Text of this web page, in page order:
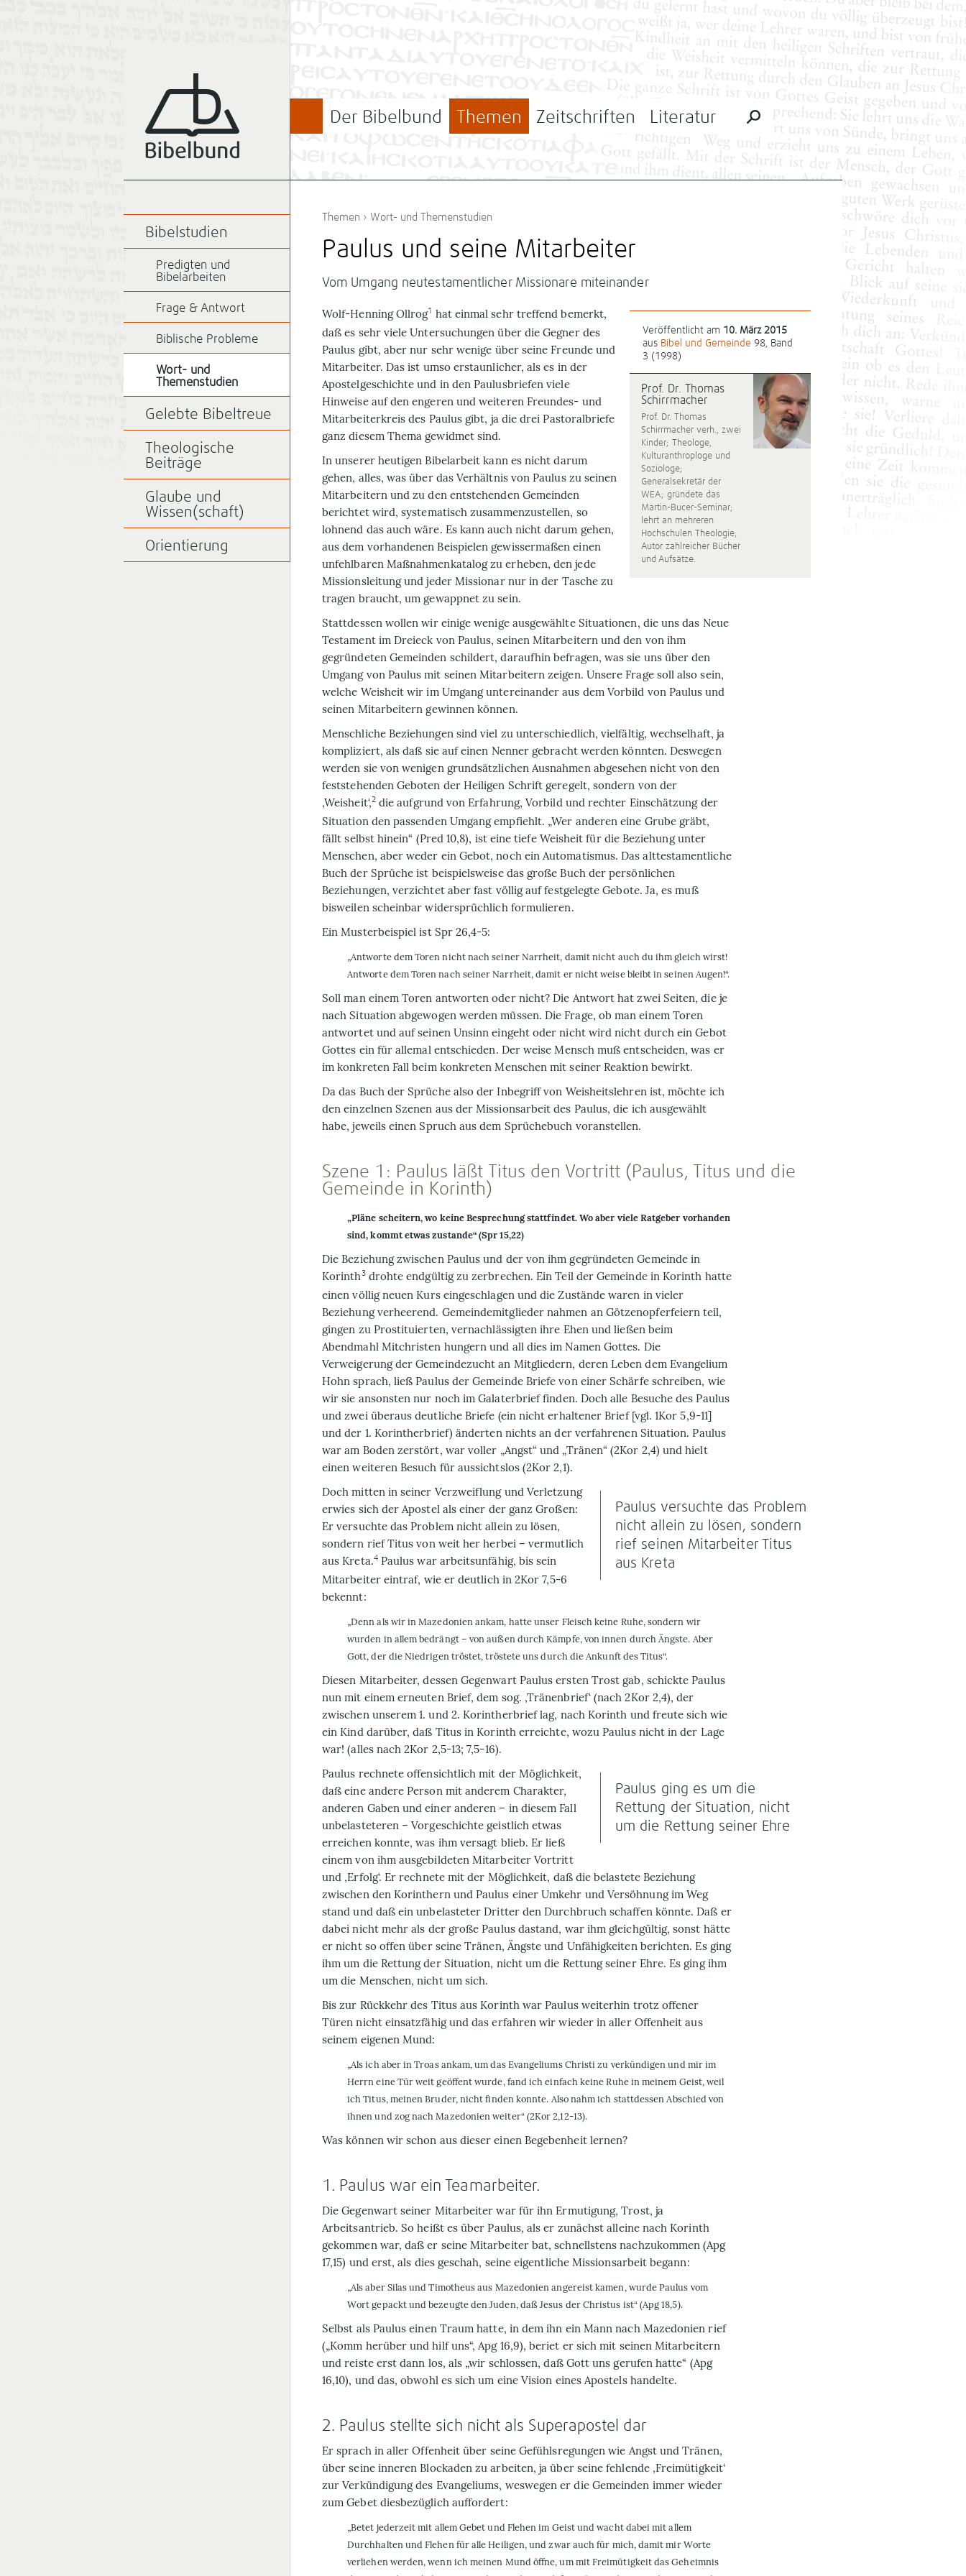
Der Bibelbund Themen Zeitschriften Literatur
Themen › Wort- und Themenstudien
Paulus und seine Mitarbeiter
Vom Umgang neutestamentlicher Missionare miteinander
Veröffentlicht am 10. März 2015
aus Bibel und Gemeinde 98, Band
3 (1998)
Prof. Dr. Thomas
Schirrmacher
Prof. Dr. Thomas
Schirrmacher verh., zwei
Kinder; Theologe,
Kulturanthroploge und
Soziologe;
Generalsekretär der
WEA; gründete das
Martin-Bucer-Seminar;
lehrt an mehreren
Hochschulen Theologie;
Autor zahlreicher Bücher
und Aufsätze.
Wolf-Henning Ollrog1
hat einmal sehr treffend bemerkt,
daß es sehr viele Untersuchungen über die Gegner des
Paulus gibt, aber nur sehr wenige über seine Freunde und
Mitarbeiter. Das ist umso erstaunlicher, als es in der
Apostelgeschichte und in den Paulusbriefen viele
Hinweise auf den engeren und weiteren Freundes- und
Mitarbeiterkreis des Paulus gibt, ja die drei Pastoralbriefe
ganz diesem Thema gewidmet sind.
In unserer heutigen Bibelarbeit kann es nicht darum
gehen, alles, was über das Verhältnis von Paulus zu seinen
Mitarbeitern und zu den entstehenden Gemeinden
berichtet wird, systematisch zusammenzustellen, so
lohnend das auch wäre. Es kann auch nicht darum gehen,
aus dem vorhandenen Beispielen gewissermaßen einen
unfehlbaren Maßnahmenkatalog zu erheben, den jede
Missionsleitung und jeder Missionar nur in der Tasche zu
tragen braucht, um gewappnet zu sein.
Stattdessen wollen wir einige wenige ausgewählte Situationen, die uns das Neue
Testament im Dreieck von Paulus, seinen Mitarbeitern und den von ihm
gegründeten Gemeinden schildert, daraufhin befragen, was sie uns über den
Umgang von Paulus mit seinen Mitarbeitern zeigen. Unsere Frage soll also sein,
welche Weisheit wir im Umgang untereinander aus dem Vorbild von Paulus und
seinen Mitarbeitern gewinnen können.
Menschliche Beziehungen sind viel zu unterschiedlich, vielfältig, wechselhaft, ja
kompliziert, als daß sie auf einen Nenner gebracht werden könnten. Deswegen
werden sie von wenigen grundsätzlichen Ausnahmen abgesehen nicht von den
feststehenden Geboten der Heiligen Schrift geregelt, sondern von der
‚Weisheit‘,2die aufgrund von Erfahrung, Vorbild und rechter Einschätzung der
Situation den passenden Umgang empfiehlt. „Wer anderen eine Grube gräbt,
fällt selbst hinein“ (Pred 10,8), ist eine tiefe Weisheit für die Beziehung unter
Menschen, aber weder ein Gebot, noch ein Automatismus. Das alttestamentliche
Buch der Sprüche ist beispielsweise das große Buch der persönlichen
Beziehungen, verzichtet aber fast völlig auf festgelegte Gebote. Ja, es muß
bisweilen scheinbar widersprüchlich formulieren.
Ein Musterbeispiel ist Spr 26,4-5:
„Antworte dem Toren nicht nach seiner Narrheit, damit nicht auch du ihm gleich wirst!
Antworte dem Toren nach seiner Narrheit, damit er nicht weise bleibt in seinen Augen!“.
Soll man einem Toren antworten oder nicht? Die Antwort hat zwei Seiten, die je
nach Situation abgewogen werden müssen. Die Frage, ob man einem Toren
antwortet und auf seinen Unsinn eingeht oder nicht wird nicht durch ein Gebot
Gottes ein für allemal entschieden. Der weise Mensch muß entscheiden, was er
im konkreten Fall beim konkreten Menschen mit seiner Reaktion bewirkt.
Da das Buch der Sprüche also der Inbegriff von Weisheitslehren ist, möchte ich
den einzelnen Szenen aus der Missionsarbeit des Paulus, die ich ausgewählt
habe, jeweils einen Spruch aus dem Sprüchebuch voranstellen.
Szene 1: Paulus läßt Titus den Vortritt (Paulus, Titus und die
Gemeinde in Korinth)
„Pläne scheitern, wo keine Besprechung stattfindet. Wo aber viele Ratgeber vorhanden
sind, kommt etwas zustande“ (Spr 15,22)
Die Beziehung zwischen Paulus und der von ihm gegründeten Gemeinde in
Korinth3drohte endgültig zu zerbrechen. Ein Teil der Gemeinde in Korinth hatte
einen völlig neuen Kurs eingeschlagen und die Zustände waren in vieler
Beziehung verheerend. Gemeindemitglieder nahmen an Götzenopferfeiern teil,
gingen zu Prostituierten, vernachlässigten ihre Ehen und ließen beim
Abendmahl Mitchristen hungern und all dies im Namen Gottes. Die
Verweigerung der Gemeindezucht an Mitgliedern, deren Leben dem Evangelium
Hohn sprach, ließ Paulus der Gemeinde Briefe von einer Schärfe schreiben, wie
wir sie ansonsten nur noch im Galaterbrief finden. Doch alle Besuche des Paulus
und zwei überaus deutliche Briefe (ein nicht erhaltener Brief [vgl. 1Kor 5,9-11]
und der 1. Korintherbrief) änderten nichts an der verfahrenen Situation. Paulus
war am Boden zerstört, war voller „Angst“ und „Tränen“ (2Kor 2,4) und hielt
einen weiteren Besuch für aussichtslos (2Kor 2,1).
Paulus versuchte das Problem
nicht allein zu lösen, sondern
rief seinen Mitarbeiter Titus
aus Kreta
Doch mitten in seiner Verzweiflung und Verletzung
erwies sich der Apostel als einer der ganz Großen:
Er versuchte das Problem nicht allein zu lösen,
sondern rief Titus von weit her herbei – vermutlich
aus Kreta.4Paulus war arbeitsunfähig, bis sein
Mitarbeiter eintraf, wie er deutlich in 2Kor 7,5-6
bekennt:
„Denn als wir in Mazedonien ankam, hatte unser Fleisch keine Ruhe, sondern wir
wurden in allem bedrängt – von außen durch Kämpfe, von innen durch Ängste. Aber
Gott, der die Niedrigen tröstet, tröstete uns durch die Ankunft des Titus“.
Diesen Mitarbeiter, dessen Gegenwart Paulus ersten Trost gab, schickte Paulus
nun mit einem erneuten Brief, dem sog. ‚Tränenbrief‘ (nach 2Kor 2,4), der
zwischen unserem 1. und 2. Korintherbrief lag, nach Korinth und freute sich wie
ein Kind darüber, daß Titus in Korinth erreichte, wozu Paulus nicht in der Lage
war! (alles nach 2Kor 2,5-13; 7,5-16).
Paulus ging es um die
Rettung der Situation, nicht
um die Rettung seiner Ehre
Paulus rechnete offensichtlich mit der Möglichkeit,
daß eine andere Person mit anderem Charakter,
anderen Gaben und einer anderen – in diesem Fall
unbelasteteren – Vorgeschichte geistlich etwas
erreichen konnte, was ihm versagt blieb. Er ließ
einem von ihm ausgebildeten Mitarbeiter Vortritt
und ‚Erfolg‘. Er rechnete mit der Möglichkeit, daß die belastete Beziehung
zwischen den Korinthern und Paulus einer Umkehr und Versöhnung im Weg
stand und daß ein unbelasteter Dritter den Durchbruch schaffen könnte. Daß er
dabei nicht mehr als der große Paulus dastand, war ihm gleichgültig, sonst hätte
er nicht so offen über seine Tränen, Ängste und Unfähigkeiten berichten. Es ging
ihm um die Rettung der Situation, nicht um die Rettung seiner Ehre. Es ging ihm
um die Menschen, nicht um sich.
Bis zur Rückkehr des Titus aus Korinth war Paulus weiterhin trotz offener
Türen nicht einsatzfähig und das erfahren wir wieder in aller Offenheit aus
seinem eigenen Mund:
„Als ich aber in Troas ankam, um das Evangeliums Christi zu verkündigen und mir im
Herrn eine Tür weit geöffent wurde, fand ich einfach keine Ruhe in meinem Geist, weil
ich Titus, meinen Bruder, nicht finden konnte. Also nahm ich stattdessen Abschied von
ihnen und zog nach Mazedonien weiter“ (2Kor 2,12-13).
Was können wir schon aus dieser einen Begebenheit lernen?
1. Paulus war ein Teamarbeiter.
Die Gegenwart seiner Mitarbeiter war für ihn Ermutigung, Trost, ja
Arbeitsantrieb. So heißt es über Paulus, als er zunächst alleine nach Korinth
gekommen war, daß er seine Mitarbeiter bat, schnellstens nachzukommen (Apg
17,15) und erst, als dies geschah, seine eigentliche Missionsarbeit begann:
„Als aber Silas und Timotheus aus Mazedonien angereist kamen, wurde Paulus vom
Wort gepackt und bezeugte den Juden, daß Jesus der Christus ist“ (Apg 18,5).
Selbst als Paulus einen Traum hatte, in dem ihn ein Mann nach Mazedonien rief
(„Komm herüber und hilf uns“, Apg 16,9), beriet er sich mit seinen Mitarbeitern
und reiste erst dann los, als „wir schlossen, daß Gott uns gerufen hatte“ (Apg
16,10), und das, obwohl es sich um eine Vision eines Apostels handelte.
2. Paulus stellte sich nicht als Superapostel dar
Er sprach in aller Offenheit über seine Gefühlsregungen wie Angst und Tränen,
über seine inneren Blockaden zu arbeiten, ja über seine fehlende ‚Freimütigkeit‘
zur Verkündigung des Evangeliums, weswegen er die Gemeinden immer wieder
zum Gebet diesbezüglich auffordert:
„Betet jederzeit mit allem Gebet und Flehen im Geist und wacht dabei mit allem
Durchhalten und Flehen für alle Heiligen, und zwar auch für mich, damit mir Worte
verliehen werden, wenn ich meinen Mund öffne, um mit Freimütigkeit das Geheimnis
Bibelstudien
Predigten und
Bibelarbeiten
Frage & Antwort
Biblische Probleme
Wort- und
Themenstudien
Gelebte Bibeltreue
Theologische
Beiträge
Glaube und
Wissen(schaft)
Orientierung